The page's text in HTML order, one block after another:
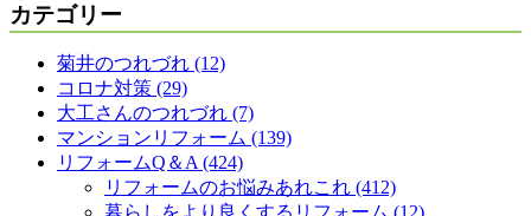
カテゴリー
菊井のつれづれ (12)
コロナ対策 (29)
大工さんのつれづれ (7)
マンションリフォーム (139)
リフォームQ＆A (424)
リフォームのお悩みあれこれ (412)
暮らしをより良くするリフォーム (12)